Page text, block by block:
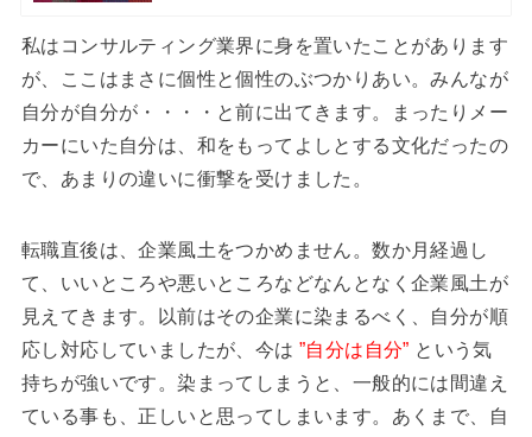
私はコンサルティング業界に身を置いたことがあります
が、ここはまさに個性と個性のぶつかりあい。みんなが
自分が自分が・・・・と前に出てきます。まったりメー
カーにいた自分は、和をもってよしとする文化だったの
で、あまりの違いに衝撃を受けました。
転職直後は、企業風土をつかめません。数か月経過し
て、いいところや悪いところなどなんとなく企業風土が
見えてきます。以前はその企業に染まるべく、自分が順
応し対応していましたが、今は ”自分は自分” という気
持ちが強いです。染まってしまうと、一般的には間違え
ている事も、正しいと思ってしまいます。あくまで、自